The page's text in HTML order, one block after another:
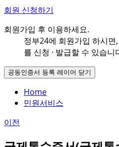
회원 신청하기
회원가입 후 이용하세요.
정부24에 회원가입 하시면
를 신청 · 발급할 수 있습니
공동인증서 등록 레이어 닫기
Home
민원서비스
이전